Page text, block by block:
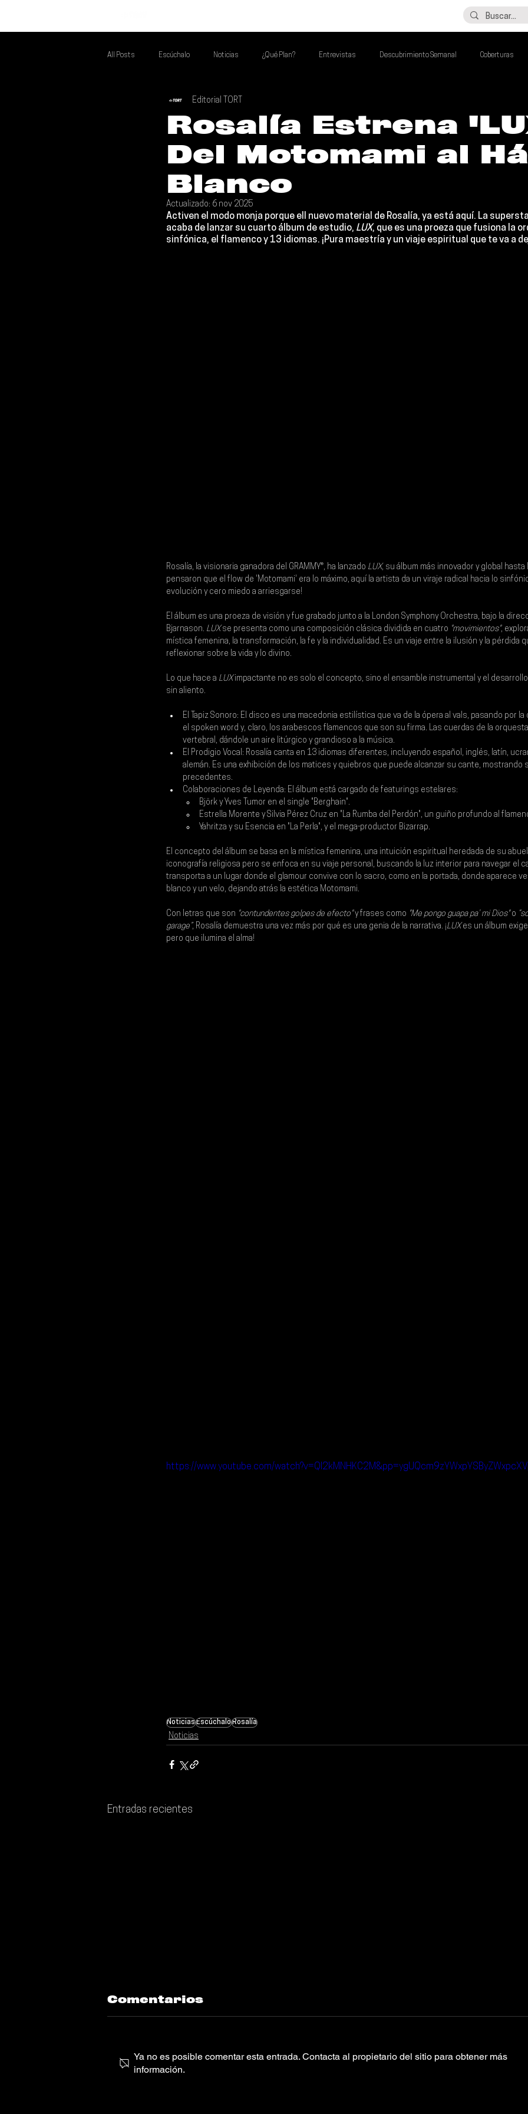
All Posts Escúchalo Noticias ¿Qué Plan? Entrevistas Descubrimiento Semanal Coberturas
Si Te Gusta... Te Recomendamos A...
Poder Latino Que Descubrir Mejores de la Semana Talento Mexa Semanal Álbumes de la Semana
Rosalía Estrena
Del Motomami al
Blanco
Editorial TORT
Actualizado: 6 nov 2025
Activen el modo monja porque ell nuevo material de Rosalía, ya está aquí. La
acaba de lanzar su cuarto álbum de estudio, LUX, que es una proeza que fusiona la
sinfónica, el flamenco y 13 idiomas. ¡Pura maestría y un viaje espiritual que te va a
Rosalía, la visionaria ganadora del GRAMMY®, ha lanzado LUX, su álbum más innovador y global hasta
pensaron que el flow de 'Motomami' era lo máximo, aquí la artista da un viraje radical hacia lo
evolución y cero miedo a arriesgarse!
El álbum es una proeza de visión y fue grabado junto a la London Symphony Orchestra, bajo la
Bjarnason. LUX se presenta como una composición clásica dividida en cuatro "movimientos",
mística femenina, la transformación, la fe y la individualidad. Es un viaje entre la ilusión y la pérdida
reflexionar sobre la vida y lo divino.
Lo que hace a LUX impactante no es solo el concepto, sino el ensamble instrumental y el
sin aliento.
El Tapiz Sonoro: El disco es una macedonia estilística que va de la ópera al vals, pasando por
el spoken word y, claro, los arabescos flamencos que son su firma. Las cuerdas de la
vertebral, dándole un aire litúrgico y grandioso a la música.
El Prodigio Vocal: Rosalía canta en 13 idiomas diferentes, incluyendo español, inglés, latín,
alemán. Es una exhibición de los matices y quiebros que puede alcanzar su cante, mostrando
precedentes.
Colaboraciones de Leyenda: El álbum está cargado de featurings estelares:
Björk y Yves Tumor en el single "Berghain".
Estrella Morente y Silvia Pérez Cruz en "La Rumba del Perdón", un guiño profundo al
Yahritza y su Esencia en "La Perla", y el mega-productor Bizarrap.
El concepto del álbum se basa en la mística femenina, una intuición espiritual heredada de su
iconografía religiosa pero se enfoca en su viaje personal, buscando la luz interior para navegar el
transporta a un lugar donde el glamour convive con lo sacro, como en la portada, donde aparece
blanco y un velo, dejando atrás la estética Motomami.
Con letras que son "contundentes golpes de efecto" y frases como "Me pongo guapa pa’ mi Dios" o
garage”, Rosalía demuestra una vez más por qué es una genia de la narrativa. ¡LUX es un álbum
pero que ilumina el alma!
https://www.youtube.com/
NoticiasEscúchaloRosalía
Noticias
Entradas recientes
Comentarios
Ya no es posible comentar esta entrada. Contacta al propietario del sitio para obtener más
información.